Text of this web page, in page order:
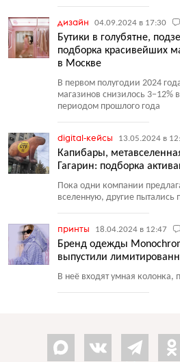
дизайн 04.09.2024 в 17:30
Бутики в голубятне,
подборка красивейших
в Москве
В первом полугодии 2024
магазинов снизилось 3−12%
периодом прошлого года
digital-кейсы 13.05.2024 в
Капибары,
Гагарин: подборка
Пока одни компании
вселенную, другие пытались
принты 18.04.2024 в 12:47
Бренд одежды
выпустили
В неё входят умная